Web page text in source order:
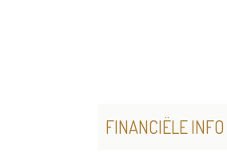
FINANCIËLE INFO